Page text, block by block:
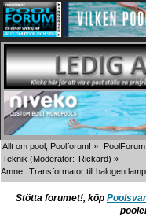
Allt om pool, Poolforum! »
Teknik (Moderator: Rickard) »
Ämne: Transformator till halogen
Stötta forumet!, köp